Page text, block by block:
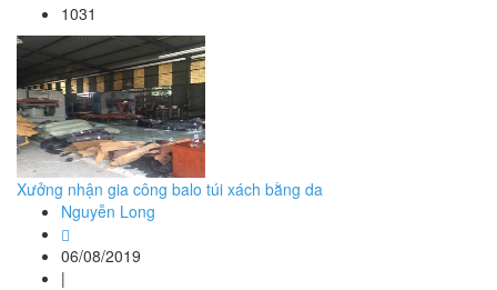
1031
Xưởng nhận gia công balo túi xách bằng da
Nguyễn Long
06/08/2019
|